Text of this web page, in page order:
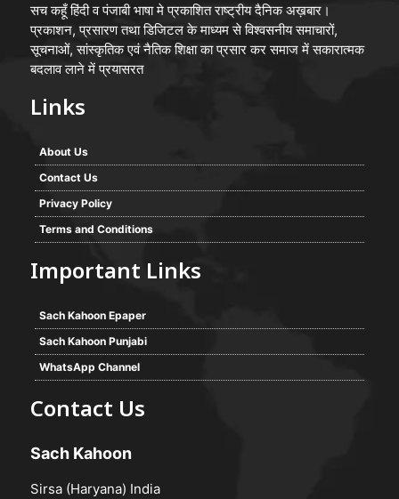
सच कहूँ हिंदी व पंजाबी भाषा मे प्रकाशित राष्ट्रीय दैनिक अख़बार।
प्रकाशन, प्रसारण तथा डिजिटल के माध्यम से विश्वसनीय समाचारों,
सूचनाओं, सांस्कृतिक एवं नैतिक शिक्षा का प्रसार कर समाज में सकारात्मक
बदलाव लाने में प्रयासरत
Links
About Us
Contact Us
Privacy Policy
Terms and Conditions
Important Links
Sach Kahoon Epaper
Sach Kahoon Punjabi
WhatsApp Channel
Contact Us
Sach Kahoon
Sirsa (Haryana) India